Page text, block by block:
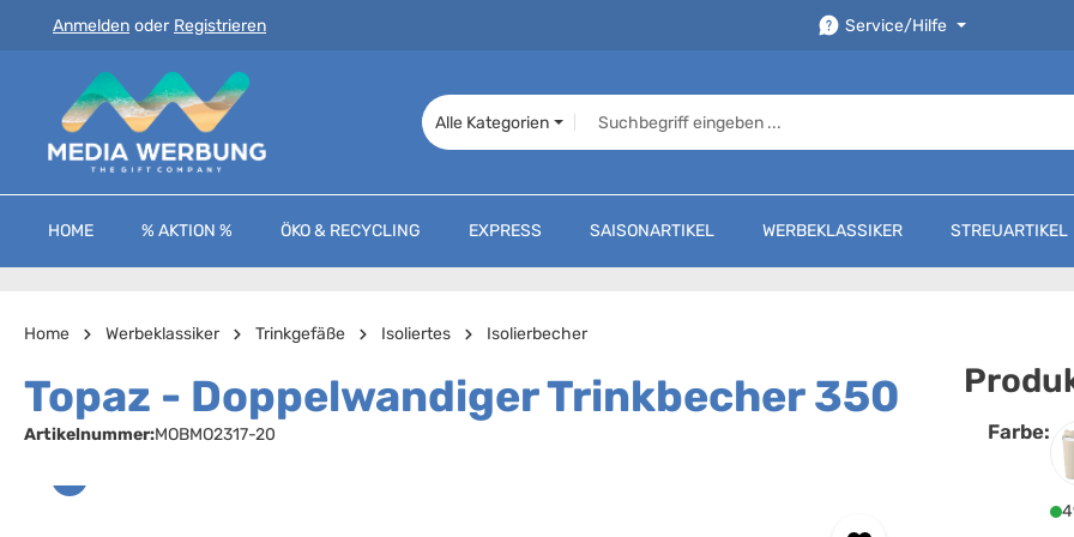
Hauptinhalt springen
Zur Suche springen
Zur Hauptnavigation springen
Anmelden oder Registrieren Service/Hilfe
Alle Kategorien
HOME % AKTION % ÖKO & RECYCLING EXPRESS SAISONARTIKEL WERBEKLASSIKER STREUARTIKEL
Home Werbeklassiker Trinkgefäße Isoliertes Isolierbecher
Topaz - Doppelwandiger Trinkbecher 350
Artikelnummer:MOBMO2317-20
Bildergalerie überspringen
Farbe: